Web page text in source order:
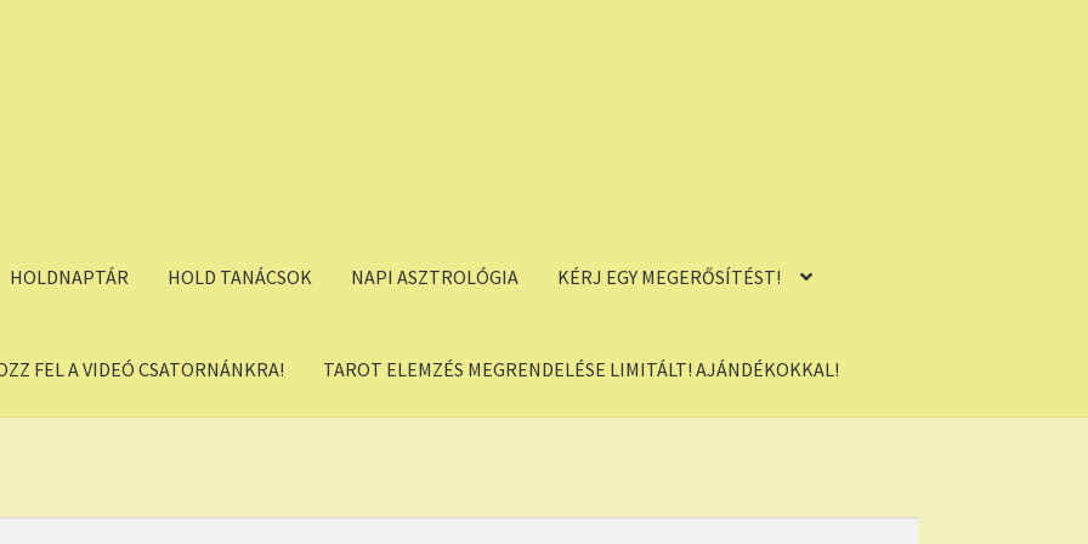
HOLDNAPTÁR HOLD TANÁCSOK NAPI ASZTROLÓGIA KÉRJ EGY MEGERŐSÍTÉST!
FEL A VIDEÓ CSATORNÁNKRA! TAROT ELEMZÉS MEGRENDELÉSE LIMITÁLT! AJÁNDÉKOKKAL!